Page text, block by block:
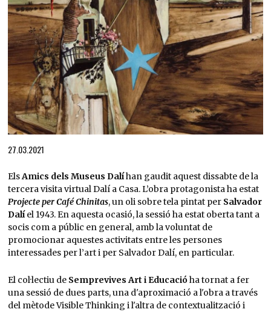
27.03.2021
ElsAmics dels Museus Dalíhan gaudit aquest dissabte de la
tercera visita virtual Dalí a Casa. L’obra protagonista ha estat
Projecte per Café Chinitas, un oli sobre tela pintat per Salvador
Dalí el 1943. En aquesta ocasió, la sessió ha estat oberta tant a
socis com a públic en general, amb la voluntat de
promocionar aquestes activitats entre les persones
interessades per l’art i per Salvador Dalí, en particular.
El col·lectiu de Semprevives Art i Educacióha tornat a fer
una sessió de dues parts, una d'aproximació a l'obra a través
del mètode Visible Thinking i l'altra de contextualització i